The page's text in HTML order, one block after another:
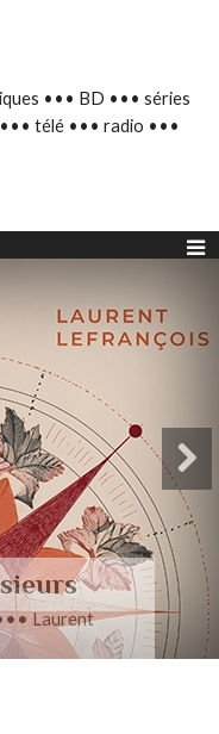
••• BD ••• séries
télé ••• radio •••
Nathan